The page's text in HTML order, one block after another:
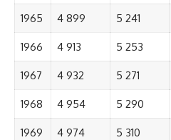
1965 4 899 5 241
1966 4 913 5 253
1967 4 932 5 271
1968 4 954 5 290
1969 4 974 5 310